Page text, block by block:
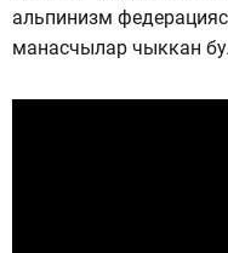
альпинизм
манасчылар чыккан